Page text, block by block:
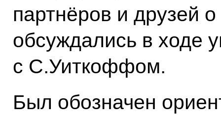
партнёров и друзей
обсуждались в ходе
с С.Уиткоффом.
Был обозначен